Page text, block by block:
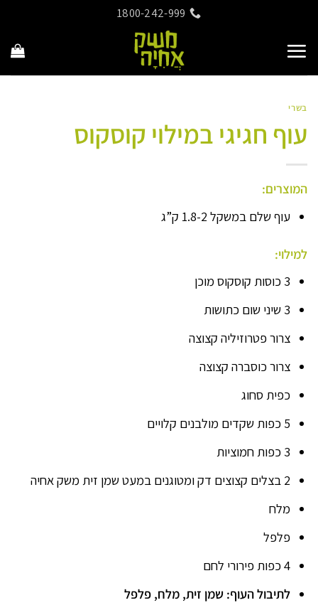
content
1800-242-999
בשרי
עוף חגיגי במילוי קוסקוס
המוצרים:
עוף שלם במשקל 1.8-2 ק”ג
למילוי:
3 כוסות קוסקוס מוכן
3 שיני שום כתושות
צרור פטרוזיליה קצוצה
צרור כוסברה קצוצה
כפית סחוג
5 כפות שקדים מולבנים קלויים
3 כפות חמוציות
2 בצלים קצוצים דק ומטוגנים במעט שמן זית משק אחיה
מלח
פלפל
4 כפות פירורי לחם
לתיבול העוף: שמן זית, מלח, פלפל